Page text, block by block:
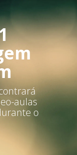
aulas
o